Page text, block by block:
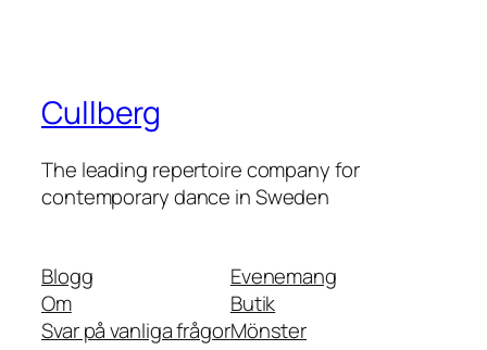
Cullberg
The leading repertoire company for
contemporary dance in Sweden
Blogg
Om
Svar på vanliga frågor
Evenemang
Butik
Mönster